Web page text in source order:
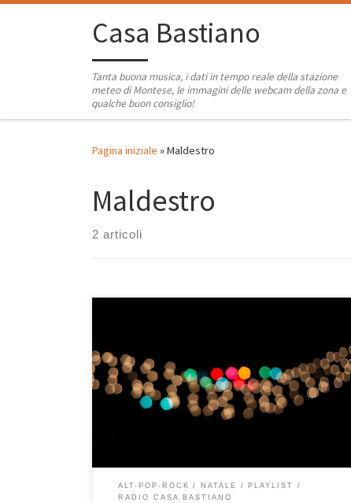
Passa al contenutoCasa Bastiano
Tanta buona musica, i dati in tempo reale della stazione
meteo di Montese, le immagini delle webcam della zona e
qualche buon consiglio!
Pagina iniziale »Maldestro
Maldestro
2 articoli
Finalmente è Natale e anche quest’anno, come l’anno
scorso, le playlist di Natale sono arrivate! Sono tre in
tutto e questa è quella di musica italiana. Si chiama E’
Natale ed insieme a It’s Christmas e For Xmas Fight for
Happiness and Love compone un bel regalo da
ALT-POP-ROCK NATALE
PLAYLIST
RADIO CASA BASTIANO